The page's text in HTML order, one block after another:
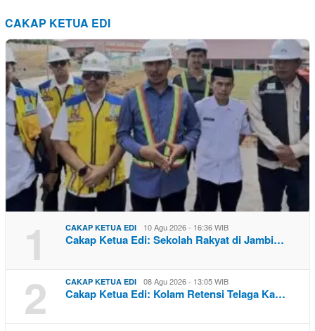
CAKAP KETUA EDI
1 CAKAP KETUA EDI 10 Agu 2026 - 16:36 WIB
Cakap Ketua Edi: Sekolah Rakyat di Jambi…
2 CAKAP KETUA EDI 08 Agu 2026 - 13:05 WIB
Cakap Ketua Edi: Kolam Retensi Telaga Ka…